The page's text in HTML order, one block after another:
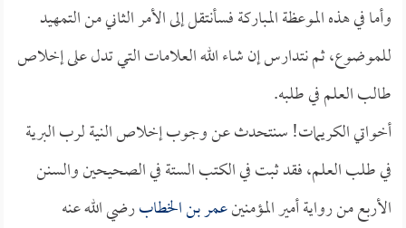
وأما في هذه الموعظة المباركة فسأنتقل إلى الأمر الثاني من التمهيد
للموضوع، ثم نتدارس إن شاء الله العلامات التي تدل على إخلاص
طالب العلم في طلبه.
أخواتي الكريمات! سنتحدث عن وجوب إخلاص النية لرب البرية
في طلب العلم، فقد ثبت في الكتب الستة في الصحيحين والسنن
الأربع من رواية أمير المؤمنينعمر بن الخطابرضي الله عنه